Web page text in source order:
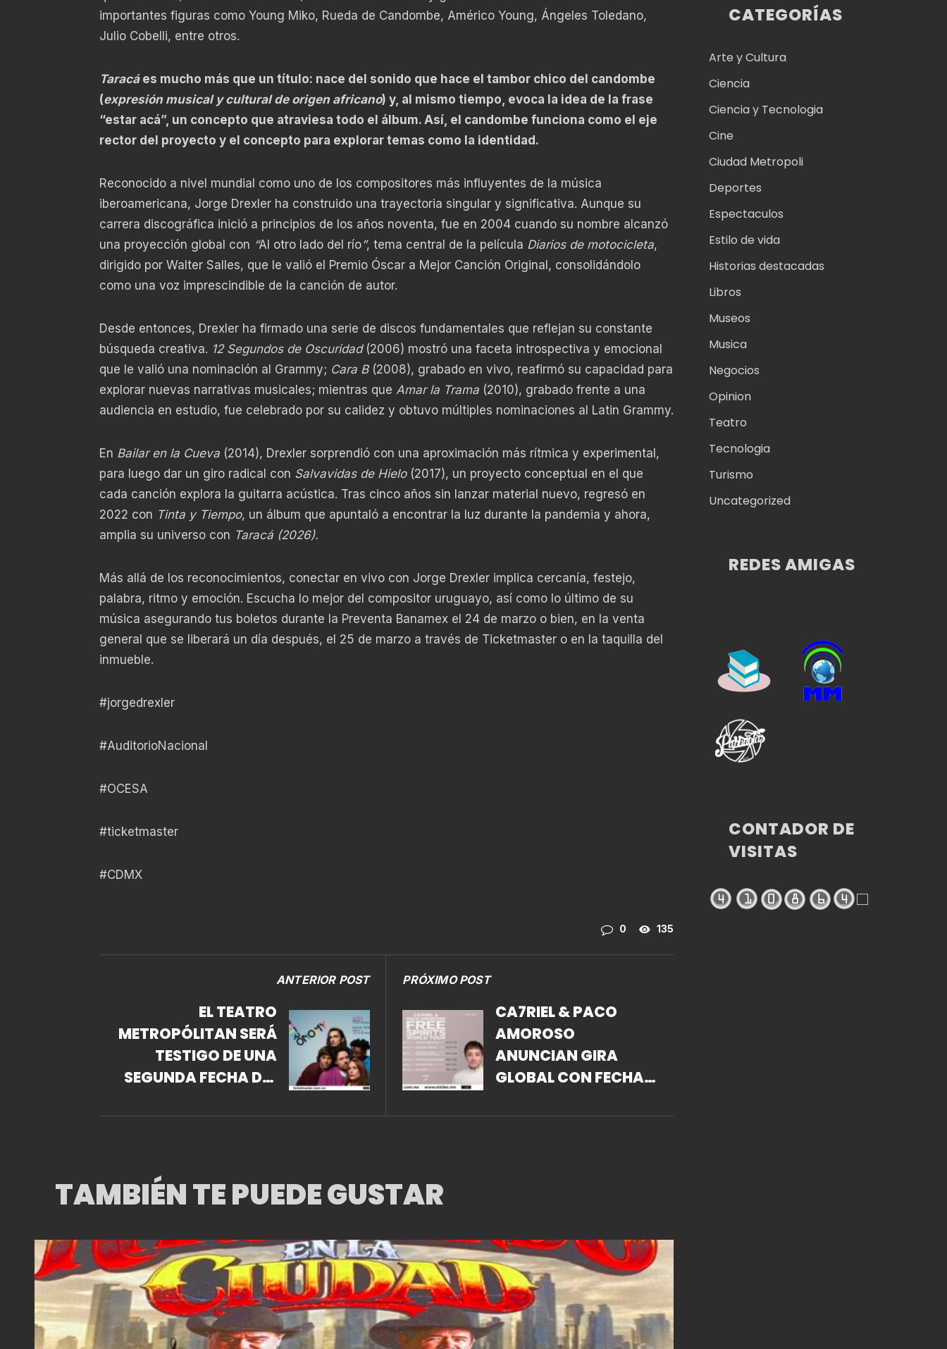
importantes figuras como Young Miko, Rueda de Candombe, Américo Young, Ángeles Toledano,
Julio Cobelli, entre otros.
Taracáes mucho más que un título: nace del sonido que hace el tambor chico del candombe
(expresión musical y cultural de origen africano) y, al mismo tiempo, evoca la idea de la frase
“estar acá”, un concepto que atraviesa todo el álbum. Así, el candombe funciona como el eje
rector del proyecto y el concepto para explorar temas como la identidad.
Reconocido a nivel mundial como uno de los compositores más influyentes de la música
iberoamericana, Jorge Drexler ha construido una trayectoria singular y significativa. Aunque su
carrera discográfica inició a principios de los años noventa, fue en 2004 cuando su nombre alcanzó
una proyección global con “Al otro lado del río”, tema central de la película Diarios de motocicleta,
dirigido por Walter Salles, que le valió el Premio Óscar a Mejor Canción Original, consolidándolo
como una voz imprescindible de la canción de autor.
Desde entonces, Drexler ha firmado una serie de discos fundamentales que reflejan su constante
búsqueda creativa. 12 Segundos de Oscuridad(2006) mostró una faceta introspectiva y emocional
que le valió una nominación al Grammy; Cara B(2008), grabado en vivo, reafirmó su capacidad para
explorar nuevas narrativas musicales; mientras que Amar la Trama(2010), grabado frente a una
audiencia en estudio, fue celebrado por su calidez y obtuvo múltiples nominaciones al Latin Grammy.
En Bailar en la Cueva(2014), Drexler sorprendió con una aproximación más rítmica y experimental,
para luego dar un giro radical con Salvavidas de Hielo(2017), un proyecto conceptual en el que
cada canción explora la guitarra acústica. Tras cinco años sin lanzar material nuevo, regresó en
2022 con Tinta y Tiempo, un álbum que apuntaló a encontrar la luz durante la pandemia y ahora,
amplia su universo con Taracá (2026).
Más allá de los reconocimientos, conectar en vivo con Jorge Drexler implica cercanía, festejo,
palabra, ritmo y emoción. Escucha lo mejor del compositor uruguayo, así como lo último de su
música asegurando tus boletos durante la Preventa Banamex el 24 de marzo o bien, en la venta
general que se liberará un día después, el 25 de marzo a través de Ticketmaster o en la taquilla del
inmueble.
#jorgedrexler
#AuditorioNacional
#OCESA
#ticketmaster
#CDMX
0 135
ANTERIOR POST
EL TEATRO
METROPÓLITAN SERÁ
TESTIGO DE UNA
SEGUNDA FECHA DEL
UNA ERA:
PRÓXIMO POST
CA7RIEL & PACO
AMOROSO
ANUNCIAN GIRA
GLOBAL CON FECHAS
EUROPA, REINO
TAMBIÉN TE PUEDE GUSTAR
CATEGORÍAS
Arte y Cultura
Ciencia
Ciencia y Tecnologia
Cine
Ciudad Metropoli
Deportes
Espectaculos
Estilo de vida
Historias destacadas
Libros
Museos
Musica
Negocios
Opinion
Teatro
Tecnologia
Turismo
Uncategorized
REDES AMIGAS
CONTADOR DE
VISITAS